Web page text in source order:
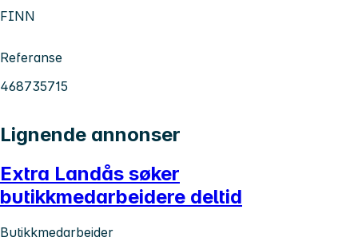
FINN
Referanse
468735715
Lignende annonser
Extra Landås søker
butikkmedarbeidere deltid
Butikkmedarbeider